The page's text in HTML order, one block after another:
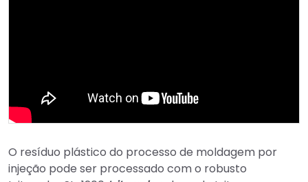
O resíduo plástico do processo de moldagem por
injeção pode ser processado com o robusto